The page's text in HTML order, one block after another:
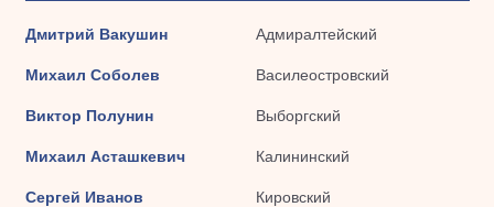
Дмитрий Вакушин Адмиралтейский
Михаил Соболев Василеостровский
Виктор Полунин Выборгский
Михаил Асташкевич Калининский
Сергей Иванов Кировский